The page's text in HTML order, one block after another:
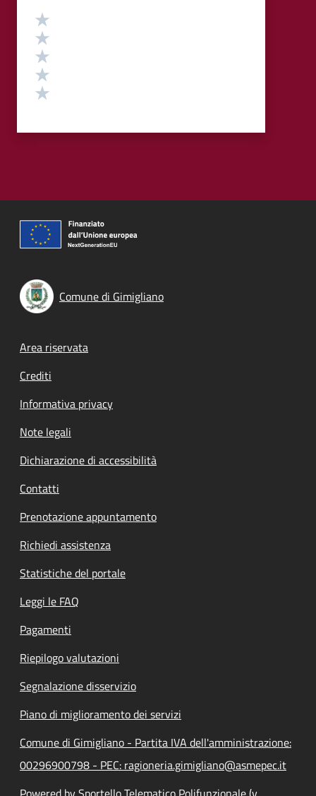
Valutazione
Comune di Gimigliano
Footer menu
Area riservata
Crediti
Informativa privacy
Note legali
Dichiarazione di accessibilità
Contatti
Prenotazione appuntamento
Richiedi assistenza
Statistiche del portale
Leggi le FAQ
Pagamenti
Riepilogo valutazioni
Segnalazione disservizio
Piano di miglioramento dei servizi
Comune di Gimigliano - Partita IVA dell'amministrazione:
00296900798 - PEC: ragioneria.gimigliano@asmepec.it